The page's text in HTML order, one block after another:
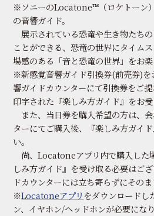
※ソニーのLocatone™（ロケトーン
の音響ガイド。
展示されている恐竜や生き物たち
ことができる、恐竜の世界にタイム
場感のある「音と恐竜の世界」をお楽
※新感覚音響ガイド引換券(前売券)を
響ガイドカウンターにて引換券をご
印字された『楽しみ方ガイド』をお受
また、当日券を購入希望の方は、
ターにてご購入後、『楽しみ方ガイ
い。
尚、Locatoneアプリ内で購入した
しみ方ガイド』を受け取る必要はご
ドカウンターには立ち寄らずにそのま
※Locatoneアプリ をダウンロードし
ン、イヤホン/ヘッドホンが必要にな